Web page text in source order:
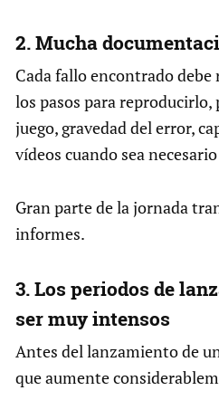
2. Mucha
Cada fallo encontrado
los pasos para
juego, gravedad del error,
vídeos cuando sea necesario
Gran parte de la jornada
informes.
3. Los periodos de
ser muy intensos
Antes del lanzamiento de
que aumente